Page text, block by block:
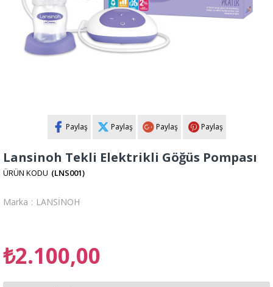
Paylaş Paylaş Paylaş Paylaş
Lansinoh Tekli Elektrikli Göğüs Pompası
(LNS001)
Marka : LANSİNOH
₺2.100,00